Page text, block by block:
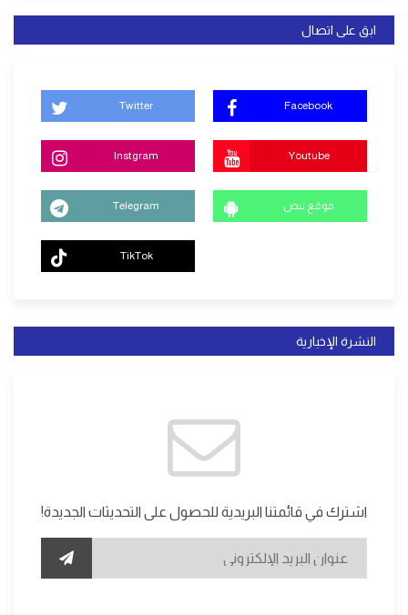
ابق على اتصال
Twitter Facebook
Instgram Youtube
Telegram موقع نبض
TikTok
النشرة الإخبارية
اشترك في قائمتنا البريدية للحصول على التحديثات الجديدة!